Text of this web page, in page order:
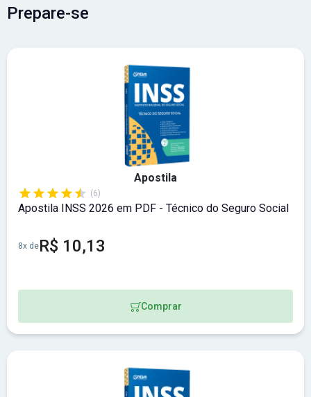
Prepare-se
Apostila
(6)
Apostila INSS 2026 em PDF - Técnico do Seguro Social
8x deR$ 10,13
Comprar